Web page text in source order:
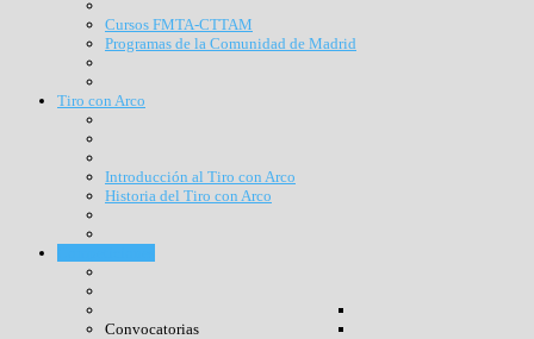
Cursos FMTA-CTTAM
Programas de la Comunidad de Madrid
Tiro con Arco
Introducción al Tiro con Arco
Historia del Tiro con Arco
Convocatorias